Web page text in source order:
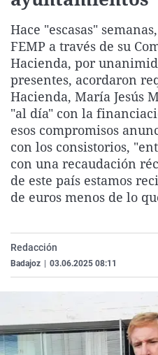
Hace "escasas"
FEMP a través de su
Hacienda, por
presentes, acordaron
Hacienda, María Jesús
"al día" con la
esos compromisos
con los consistorios,
con una recaudación
de este país estamos
de euros menos de lo
Redacción
Badajoz 03.06.2025 08:11